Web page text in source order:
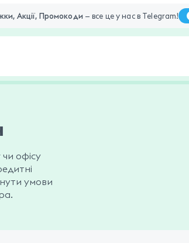
Акції, Промокоди — все це у нас в Telegram!
офісу
умови